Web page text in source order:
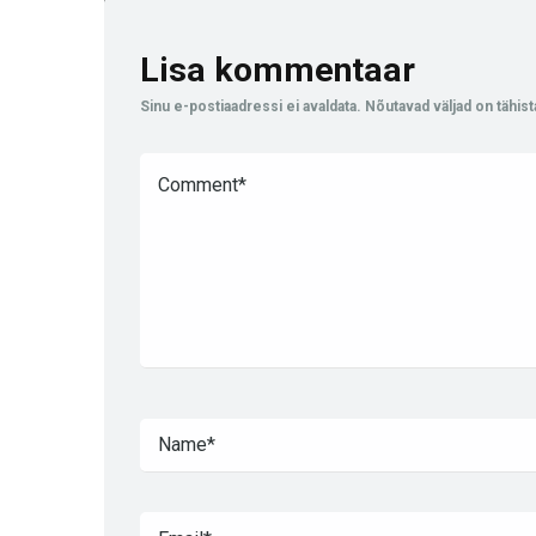
Lisa kommentaar
Sinu e-postiaadressi ei avaldata. Nõutavad väljad on